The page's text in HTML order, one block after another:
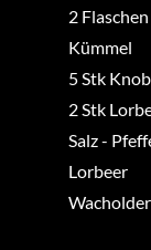
2 Flaschen
Kümmel
5Stk
2Stk
Salz-
Lorbeer
Wacholder